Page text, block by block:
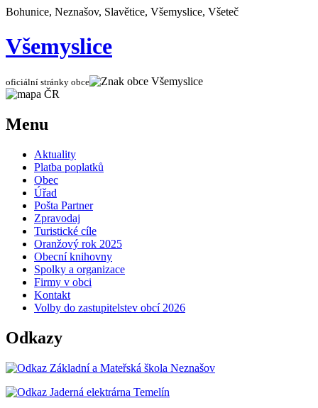
Bohunice, Neznašov, Slavětice, Všemyslice, Všeteč
Všemyslice
oficiální stránky obce
Menu
Aktuality
Platba poplatků
Obec
Úřad
Pošta Partner
Zpravodaj
Turistické cíle
Oranžový rok 2025
Obecní knihovny
Spolky a organizace
Firmy v obci
Kontakt
Volby do zastupitelstev obcí 2026
Odkazy